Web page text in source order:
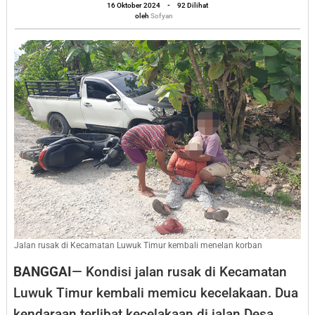
Timur
Banggai
Telan
Korban
16 Oktober 2024
oleh
Sofyan
-
92 Dilihat
oleh Sofyan
Jalan rusak di Kecamatan Luwuk Timur kembali menelan korban
BANGGAI— Kondisi jalan rusak di Kecamatan
Luwuk Timur kembali memicu kecelakaan. Dua